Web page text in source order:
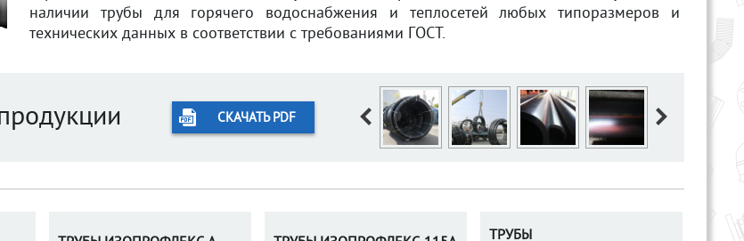
наличии трубы для горячего водоснабжения и теплосетей любых типоразмеров и
технических данных в соответствии с требованиями ГОСТ.
СКАЧАТЬ PDF
ТРУБЫ